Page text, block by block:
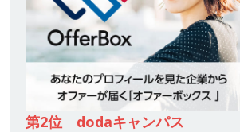
第2位 dodaキャンパス